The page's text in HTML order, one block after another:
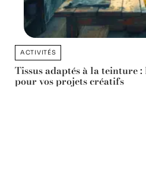
ACTIVITÉS
Tissus adaptés à la teinture
pour vos projets créatifs